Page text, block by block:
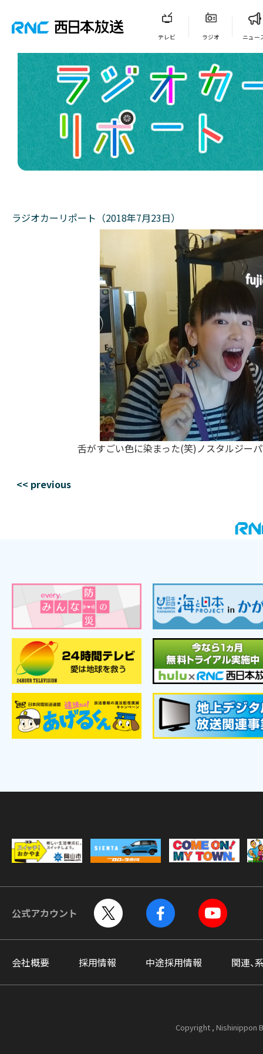
テレビ ラジオ ニュー
ラジオカーリポート（2018年7月23日）
舌がすごい色に染まった(笑)ノスタルジー
<< previous
公式アカウント
会社概要 採用情報 中途採用情報 関連、
Copyright , Nishinippon